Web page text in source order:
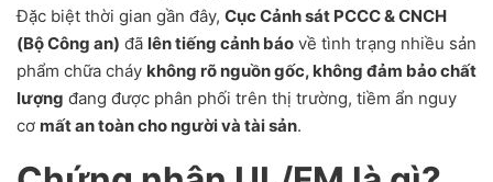
Đặc biệt thời gian gần đây, Cục Cảnh sát PCCC & CNCH
(Bộ Công an) đã lên tiếng cảnh báo về tình trạng nhiều sản
phẩm chữa cháy không rõ nguồn gốc, không đảm bảo chất
lượng đang được phân phối trên thị trường, tiềm ẩn nguy
cơ mất an toàn cho người và tài sản.